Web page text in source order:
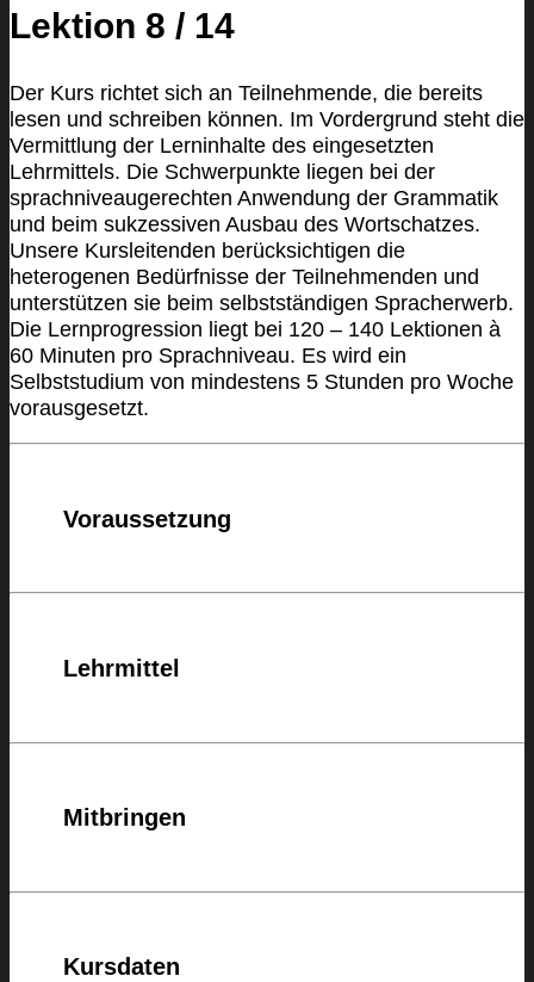
Lektion 8 / 14
Der Kurs richtet sich an Teilnehmende, die bereits
lesen und schreiben können. Im Vordergrund steht die
Vermittlung der Lerninhalte des eingesetzten
Lehrmittels. Die Schwerpunkte liegen bei der
sprachniveaugerechten Anwendung der Grammatik
und beim sukzessiven Ausbau des Wortschatzes.
Unsere Kursleitenden berücksichtigen die
heterogenen Bedürfnisse der Teilnehmenden und
unterstützen sie beim selbstständigen Spracherwerb.
Die Lernprogression liegt bei 120 – 140 Lektionen à
60 Minuten pro Sprachniveau. Es wird ein
Selbststudium von mindestens 5 Stunden pro Woche
vorausgesetzt.
Voraussetzung
Lehrmittel
Mitbringen
Kursdaten